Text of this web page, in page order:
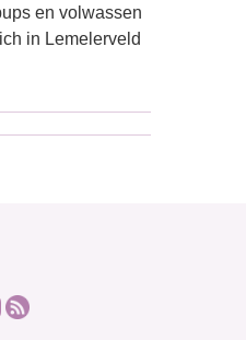
en volwassen
in Lemelerveld